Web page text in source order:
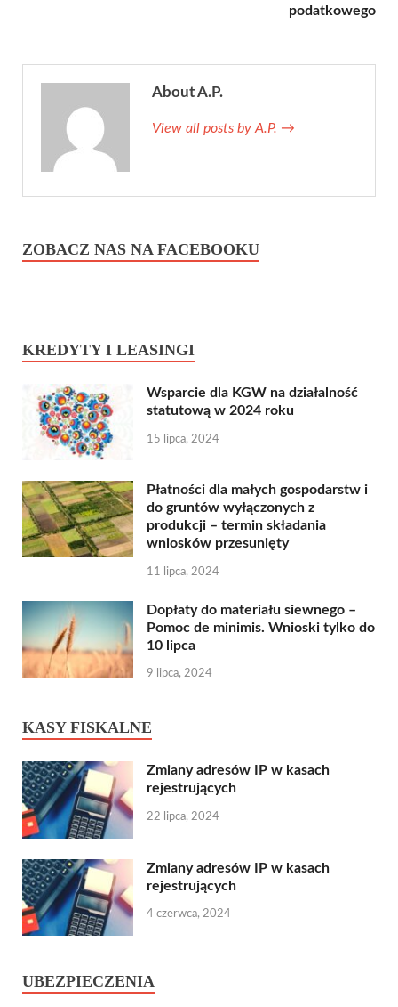
podatkowego
About A.P.
View all posts by A.P. →
ZOBACZ NAS NA FACEBOOKU
KREDYTY I LEASINGI
Wsparcie dla KGW na działalność
statutową w 2024 roku
15 lipca, 2024
Płatności dla małych gospodarstw i
do gruntów wyłączonych z
produkcji – termin składania
wniosków przesunięty
11 lipca, 2024
Dopłaty do materiału siewnego –
Pomoc de minimis. Wnioski tylko do
10 lipca
9 lipca, 2024
KASY FISKALNE
Zmiany adresów IP w kasach
rejestrujących
22 lipca, 2024
Zmiany adresów IP w kasach
rejestrujących
4 czerwca, 2024
UBEZPIECZENIA